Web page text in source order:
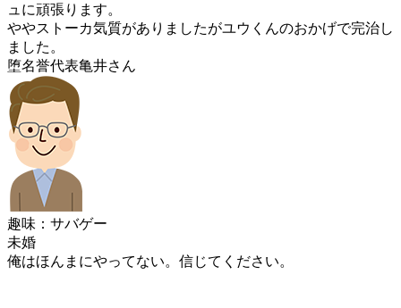
ュに頑張ります。
ややストーカ気質がありましたがユウくんのおかげで完治し
ました。
堕名誉代表亀井さん
趣味：サバゲー
未婚
俺はほんまにやってない。信じてください。